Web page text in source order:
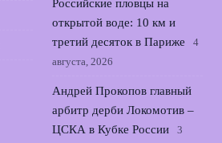
Российские пловцы на
открытой воде: 10 км и
третий десяток в Париже
4
августа, 2026
Андрей Прокопов главный
арбитр дерби Локомотив –
ЦСКА в Кубке России
3